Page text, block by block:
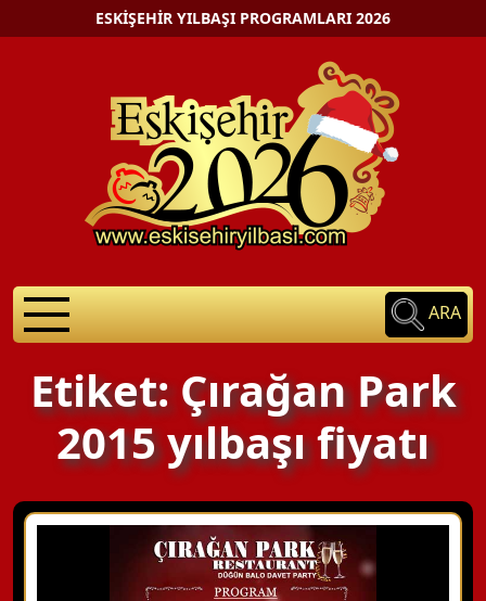
ESKIŞEHIR YILBAŞI PROGRAMLARI 2026
ARA
Etiket: Çırağan Park
2015 yılbaşı fiyatı